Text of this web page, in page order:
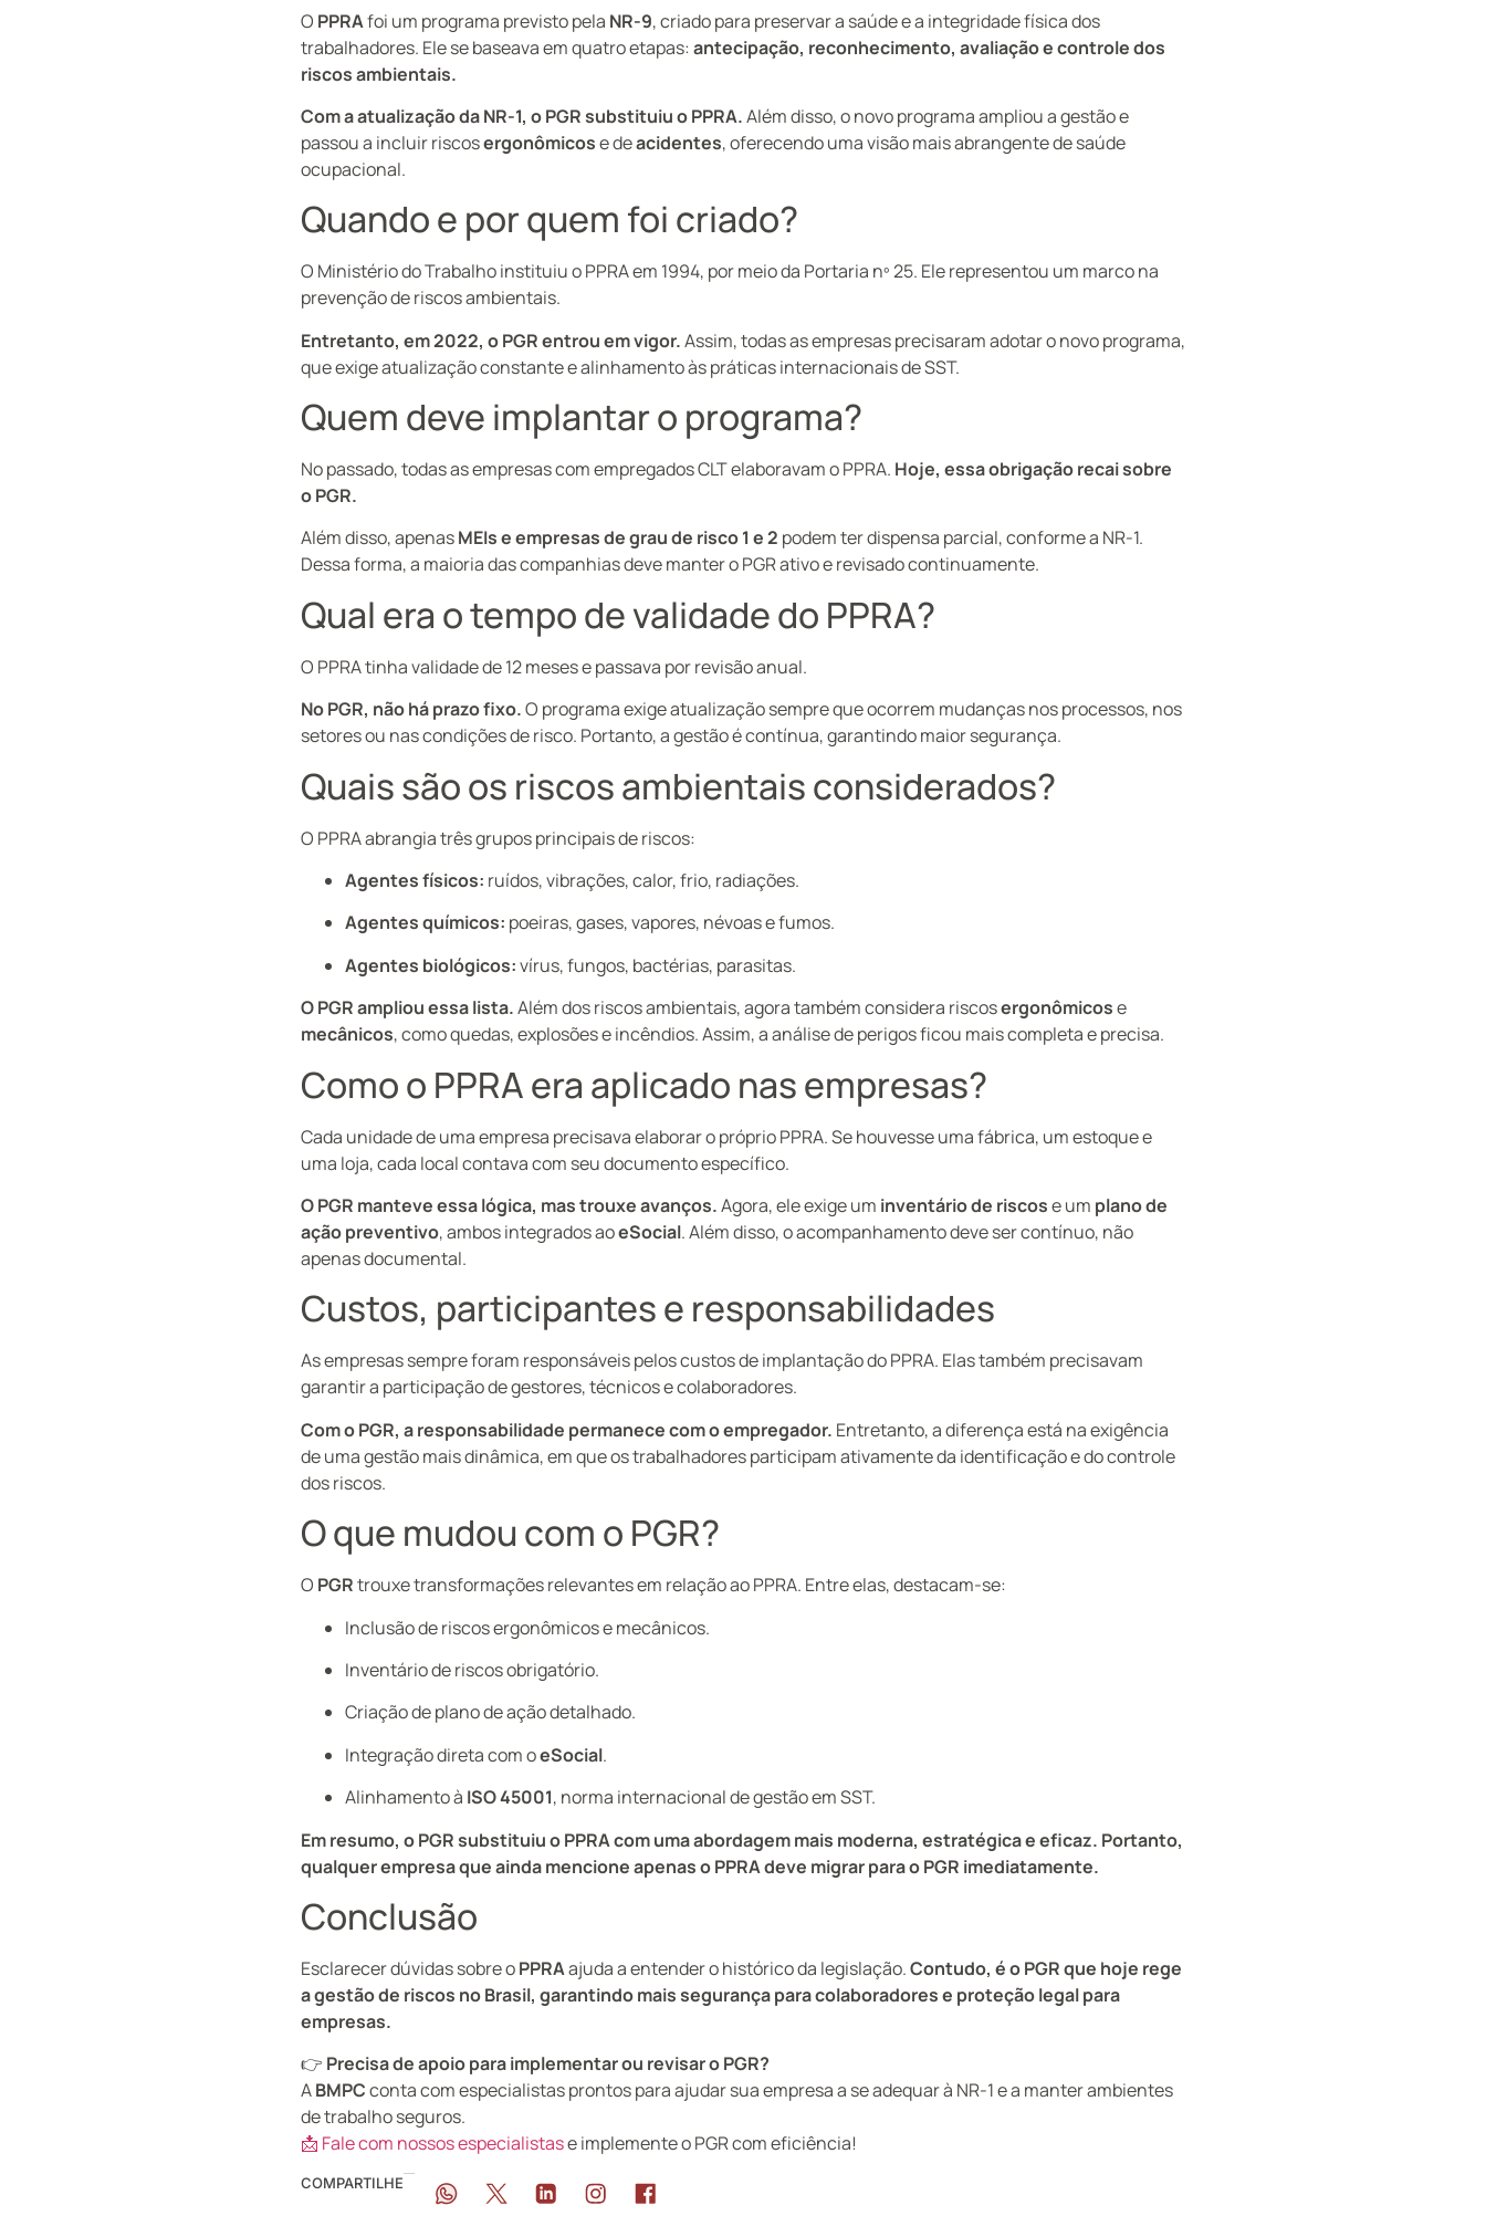
O PPRAfoi um programa previsto pela NR-9, criado para preservar a saúde e a integridade física dos
trabalhadores. Ele se baseava em quatro etapas:antecipação, reconhecimento, avaliação e controle dos
riscos ambientais.
Com a atualização da NR-1, o PGR substituiu o PPRA.Além disso, o novo programa ampliou a gestão e
passou a incluir riscosergonômicose deacidentes, oferecendo uma visão mais abrangente de saúde
ocupacional.
Quando e por quem foi criado?
O Ministério do Trabalho instituiu o PPRA em 1994, por meio da Portaria nº 25. Ele representou um marco na
prevenção de riscos ambientais.
Entretanto, em 2022, o PGR entrou em vigor.Assim, todas as empresas precisaram adotar o novo programa,
que exige atualização constante e alinhamento às práticas internacionais de SST.
Quem deve implantar o programa?
No passado, todas as empresas com empregados CLT elaboravam o PPRA. Hoje, essa obrigação recai sobre
o PGR.
Além disso, apenasMEIs e empresas de grau de risco 1 e 2 podem ter dispensa parcial, conforme a NR-1.
Dessa forma, a maioria das companhias deve manter o PGR ativo e revisado continuamente.
Qual era o tempo de validade do PPRA?
O PPRA tinha validade de 12 meses e passava por revisão anual.
No PGR, não há prazo fixo.O programa exige atualização sempre que ocorrem mudanças nos processos, nos
setores ou nas condições de risco. Portanto, a gestão é contínua, garantindo maior segurança.
Quais são os riscos ambientais considerados?
O PPRA abrangia três grupos principais de riscos:
Agentes físicos: ruídos, vibrações, calor, frio, radiações.
Agentes químicos: poeiras, gases, vapores, névoas e fumos.
Agentes biológicos:vírus, fungos, bactérias, parasitas.
O PGR ampliou essa lista.Além dos riscos ambientais, agora também considera riscosergonômicose
mecânicos, como quedas, explosões e incêndios. Assim, a análise de perigos ficou mais completa e precisa.
Como o PPRA era aplicado nas empresas?
Cada unidade de uma empresa precisava elaborar o próprio PPRA. Se houvesse uma fábrica, um estoque e
uma loja, cada local contava com seu documento específico.
O PGR manteve essa lógica, mas trouxe avanços.Agora, ele exige um inventário de riscose um plano de
ação preventivo, ambos integrados aoeSocial. Além disso, o acompanhamento deve ser contínuo, não
apenas documental.
Custos, participantes e responsabilidades
As empresas sempre foram responsáveis pelos custos de implantação do PPRA. Elas também precisavam
garantir a participação de gestores, técnicos e colaboradores.
Com o PGR, a responsabilidade permanece com o empregador. Entretanto, a diferença está na exigência
de uma gestão mais dinâmica, em que os trabalhadores participam ativamente da identificação e do controle
dos riscos.
O que mudou com o PGR?
O PGRtrouxe transformações relevantes em relação ao PPRA. Entre elas, destacam-se:
Inclusão de riscos ergonômicos e mecânicos.
Inventário de riscos obrigatório.
Criação de plano de ação detalhado.
Integração direta com oeSocial.
Alinhamento à ISO 45001, norma internacional de gestão em SST.
Em resumo, o PGR substituiu o PPRA com uma abordagem mais moderna, estratégica e eficaz. Portanto,
qualquer empresa que ainda mencione apenas o PPRA deve migrar para o PGR imediatamente.
Conclusão
Esclarecer dúvidas sobre oPPRAajuda a entender o histórico da legislação.Contudo, é o PGR que hoje rege
a gestão de riscos no Brasil, garantindo mais segurança para colaboradores e proteção legal para
empresas.
👉 Precisa de apoio para implementar ou revisar o PGR?
ABMPCconta com especialistas prontos para ajudar sua empresa a se adequar à NR-1 e a manter ambientes
de trabalho seguros.
📩 Fale com nossos especialistase implemente o PGR com eficiência!
COMPARTILHE